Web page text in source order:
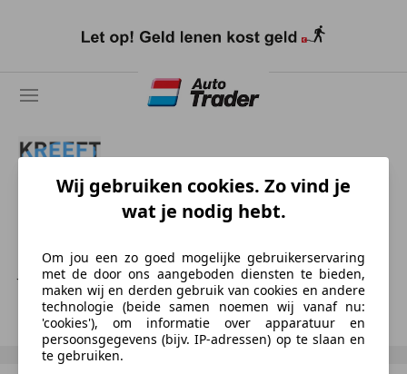
naar
Kreeft Auto & Service
NL-1601 MJ ENKHUIZEN
Joey Kreeft
Toon nummer
Wij gebruiken cookies. Zo vind je
wat je nodig hebt.
Om jou een zo goed mogelijke gebruikerservaring
met de door ons aangeboden diensten te bieden,
maken wij en derden gebruik van cookies en andere
technologie (beide samen noemen wij vanaf nu:
'cookies'), om informatie over apparatuur en
persoonsgegevens (bijv. IP-adressen) op te slaan en
te gebruiken.